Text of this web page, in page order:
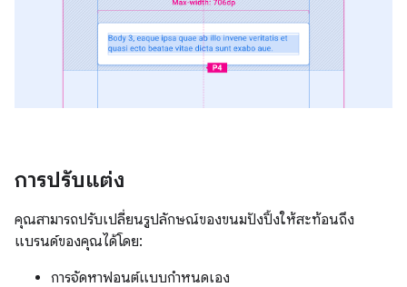
การปรับแต่ง
คุณสามารถปรับเปลี่ยนรูปลักษณ์ของขนมปังปิ้งให้สะท้อนถึง
แบรนด์ของคุณได้โดย:
การจัดหาฟอนต์แบบกำหนดเอง